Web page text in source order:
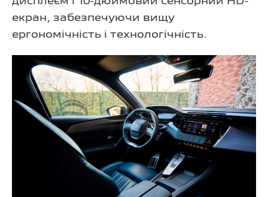
екран, забезпечуючи вищу
ергономічність і технологічність.